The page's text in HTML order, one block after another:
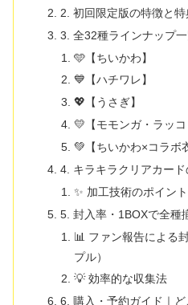
2. 初回限定版の特徴と
3. 全32種ラインナップ
🩵【ちいかわ】
💙【ハチワレ】
💖【うさぎ】
💛【モモンガ・ラッコ
💚【ちいかわ×コラボ
4. キラキラクリアカー
✨ 加工技術のポイント
5. 封入率・1BOXで全種
📊 ファン報告による
プル）
💡 効率的な収集法
6. 購入・予約ガイド｜